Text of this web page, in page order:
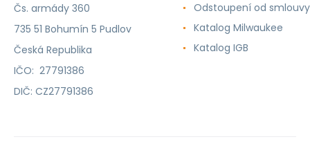
Čs. armády 360
735 51 Bohumín 5 Pudlov
Česká Republika
IČO: 27791386
DIČ: CZ27791386
Odstoupení od smlouvy
Katalog Milwaukee
Katalog IGB